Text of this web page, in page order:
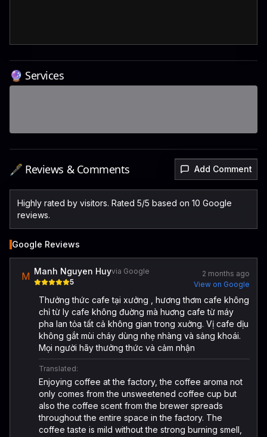
🔮 Services
🖋️ Reviews & Comments Add Comment
Highly rated by visitors. Rated 5/5 based on 10 Google
reviews.
Google Reviews
M Manh Nguyen Huyvia Google
5
2 months ago
View on Google
Thưởng thức cafe tại xưởng , hương thơm cafe không
chỉ từ ly cafe không đuờng mà huơng cafe từ máy
pha lan tỏa tất cả không gian trong xuởng. Vị cafe dịu
không gắt mùi cháy dùng nhẹ nhàng và sảng khoái.
Mọi người hãy thưởng thức và cảm nhận
Translated:
Enjoying coffee at the factory, the coffee aroma not
only comes from the unsweetened coffee cup but
also the coffee scent from the brewer spreads
throughout the entire space in the factory. The
coffee taste is mild without the strong burning smell,